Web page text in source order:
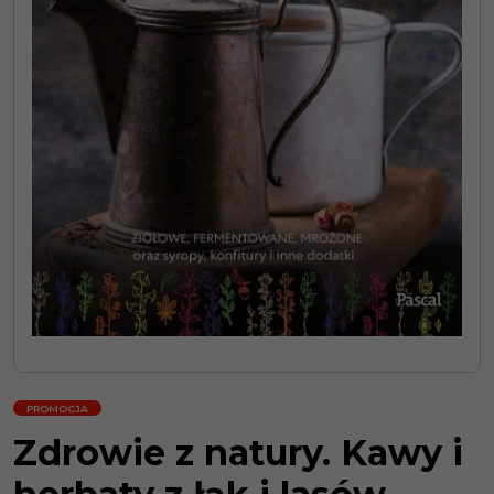
PROMOCJA
Zdrowie z natury. Kawy i